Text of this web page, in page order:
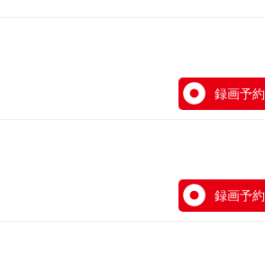
録画予約
録画予約